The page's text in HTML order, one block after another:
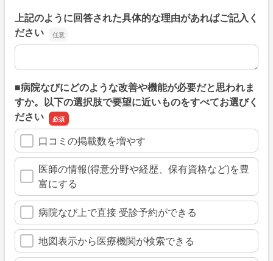
上記のように回答された具体的な理由があればご記入く
ださい
上記のように回答された具体的な理由があればご記入くだ
■病院なびにどのような改善や機能が必要だと思われま
すか。以下の選択肢で要望に近いものをすべてお選びく
ださい
口コミの掲載数を増やす
医師の情報(得意分野や経歴、保有資格など)を豊
富にする
病院なび上で直接 受診予約ができる
地図表示から医療機関が検索できる